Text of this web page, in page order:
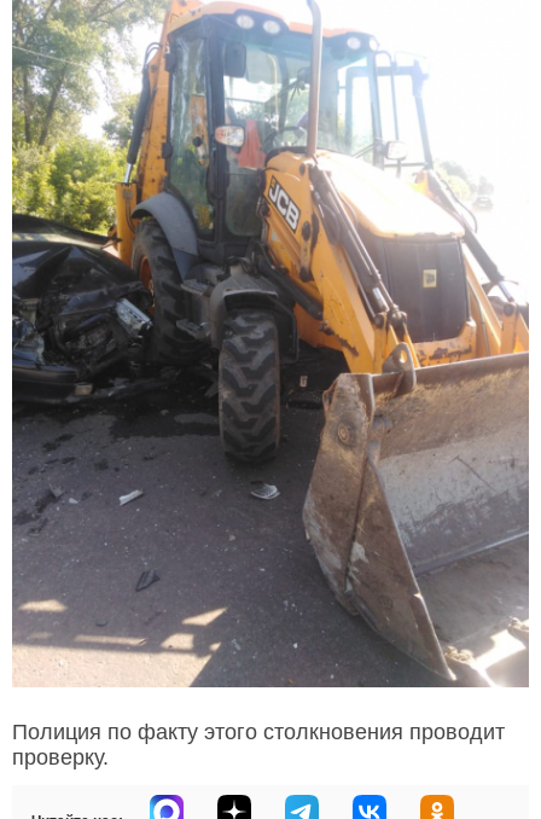
Полиция по факту этого столкновения проводит
проверку.